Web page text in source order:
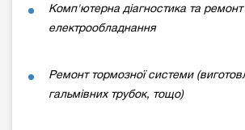
Комп'ютерна діагностика та ремонт
електрообладнання
Ремонт тормозної системи
гальмівних трубок, тощо)